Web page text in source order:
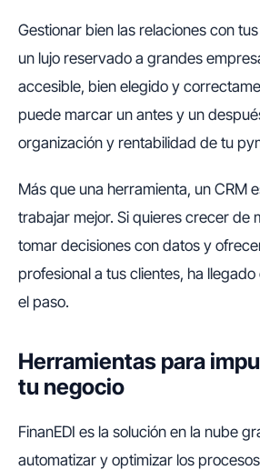
Gestionar bien las relaciones con
un lujo reservado a grandes
accesible, bien elegido y
puede marcar un antes y un
organización y rentabilidad de tu
Más que una herramienta, un CRM
trabajar mejor. Si quieres crecer de
tomar decisiones con datos y
profesional a tus clientes, ha
el paso.
Herramientas para
tu negocio
FinanEDI es la solución en la nube
automatizar y optimizar los